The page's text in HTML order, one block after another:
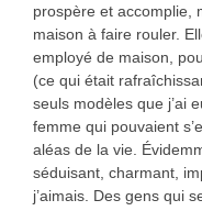
prospère et accomplie,
maison à faire rouler.
employé de maison,
(ce qui était
seuls modèles que j’ai
femme qui pouvaient
aléas de la vie.
séduisant, charmant,
j’aimais. Des gens qui